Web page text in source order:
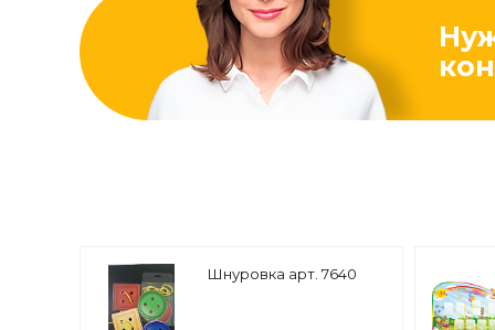
Шнуровка арт. 7640